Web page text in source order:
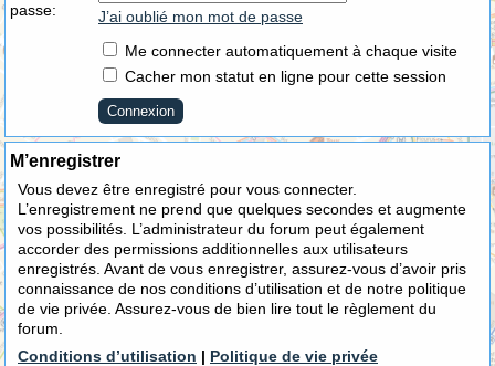
passe:
J’ai oublié mon mot de passe
Me connecter automatiquement à chaque visite
Cacher mon statut en ligne pour cette session
M’enregistrer
Vous devez être enregistré pour vous connecter.
L’enregistrement ne prend que quelques secondes et augmente
vos possibilités. L’administrateur du forum peut également
accorder des permissions additionnelles aux utilisateurs
enregistrés. Avant de vous enregistrer, assurez-vous d’avoir pris
connaissance de nos conditions d’utilisation et de notre politique
de vie privée. Assurez-vous de bien lire tout le règlement du
forum.
Conditions d’utilisation | Politique de vie privée